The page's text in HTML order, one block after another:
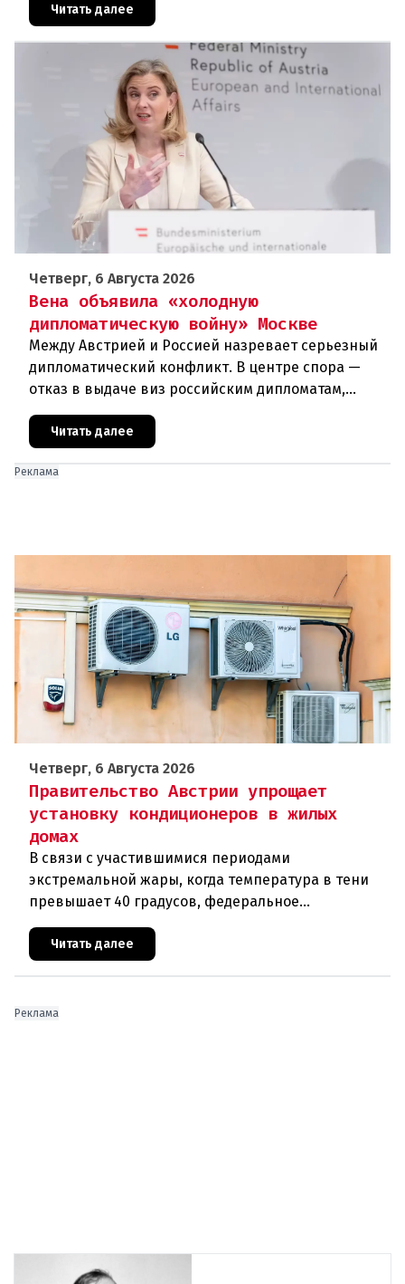
дней около 72 000 человек п
Читать далее
Четверг, 6 Августа 2026
Вена объявила «холодную
дипломатическую войну» Москве
Между Австрией и Россией назревает серьезный
дипломатический конфликт. В центре спора —
отказ в выдаче виз российским дипломатам,
сотрудникам посольства и работникам
международных организаций, которые
Читать далее
Реклама
Четверг, 6 Августа 2026
Правительство Австрии упрощает
установку кондиционеров в жилых
домах
В связи с участившимися периодами
экстремальной жары, когда температура в тени
превышает 40 градусов, федеральное
правительство Австрии взялось за решение
проблемы перегрева жилых помещений. В среду н
Читать далее
Реклама